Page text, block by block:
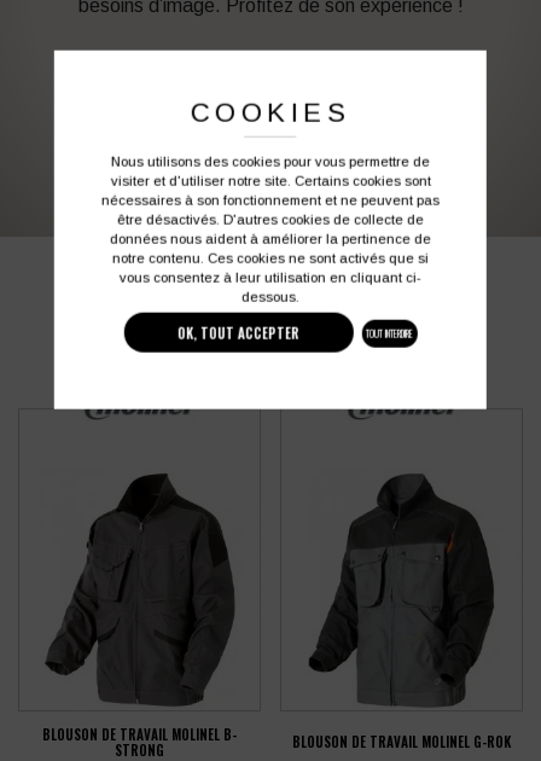
besoins d’image. Profitez de son expérience !
03 27 28 87 86 contact@colbleu.fr
PRODUITS SIMILAIRES
BLOUSON DE TRAVAIL MOLINEL B-
STRONG
BLOUSON DE TRAVAIL MOLINEL G-ROK
COOKIES
Nous utilisons des cookies pour vous permettre de
visiter et d'utiliser notre site. Certains cookies sont
nécessaires à son fonctionnement et ne peuvent pas
être désactivés. D'autres cookies de collecte de
données nous aident à améliorer la pertinence de
notre contenu. Ces cookies ne sont activés que si
vous consentez à leur utilisation en cliquant ci-
dessous.
OK, TOUT ACCEPTER TOUT INTERDIRE